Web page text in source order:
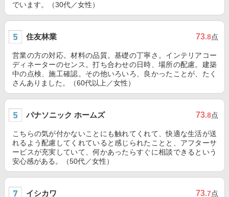
でいます。（30代／女性）
住友林業 73.8点
営業の方の対応。材料の品質。基礎の丁寧さ。インテリアコー
ディネーターのセンス。打ち合わせの日時、場所の配慮。建築
中の点検、施工確認。その他いろいろ、良かったことが、たく
さんありました。（60代以上／女性）
パナソニック ホームズ 73.8点
こちらの気が付かないことにも触れてくれて、快適な生活が送
れるよう配慮してくれていると感じられたことと、アフターサ
ービスが充実していて、何かあったらすぐに相談できるという
安心感がある。（50代／女性）
イシカワ 73.7点